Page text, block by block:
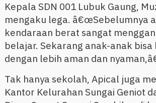
Kepala SDN 001 Lubuk Gaung,
mengaku lega. â€œSebelumnya
kendaraan berat sangat
belajar. Sekarang anak-anak
dengan lebih aman dan
Tak hanya sekolah, Apical juga
Kantor Kelurahan Sungai Geniot